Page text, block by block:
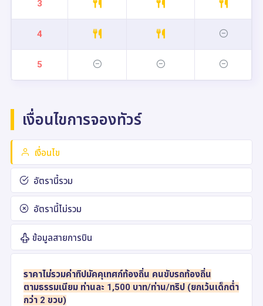
3
4
5
เงื่อนไขการจองทัวร์
เงื่อนไข
อัตรานี้รวม
อัตรานี้ไม่รวม
ข้อมูลสายการบิน
ราคาไม่รวมค่าทิปมัคคุเทศก์ท้องถิ่น คนขับรถท้องถิ่น
ตามธรรมเนียม ท่านละ 1,500 บาท/ท่าน/ทริป (ยกเว้นเด็กต่ำ
กว่า 2 ขวบ)